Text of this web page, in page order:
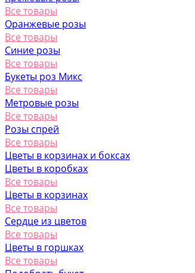
Все товары
Оранжевые розы
Все товары
Синие розы
Все товары
Букеты роз Микс
Все товары
Метровые розы
Все товары
Розы спрей
Все товары
Цветы в корзинах и боксах
Цветы в коробках
Все товары
Цветы в корзинах
Все товары
Сердце из цветов
Все товары
Цветы в горшках
Все товары